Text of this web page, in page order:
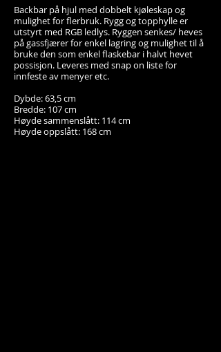
Backbar på hjul med dobbelt kjøleskap og
mulighet for flerbruk. Rygg og topphylle er
utstyrt med RGB ledlys. Ryggen senkes/ heves
på gassfjærer for enkel lagring og mulighet til å
bruke den som enkel flaskebar i halvt hevet
possisjon. Leveres med snap on liste for
innfeste av menyer etc.
Dybde: 63,5 cm
Bredde: 107 cm
Høyde sammenslått: 114 cm
Høyde oppslått: 168 cm